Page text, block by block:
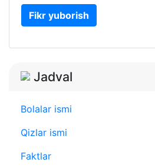
Fikr yuborish
Jadval
Bolalar ismi
Qizlar ismi
Faktlar